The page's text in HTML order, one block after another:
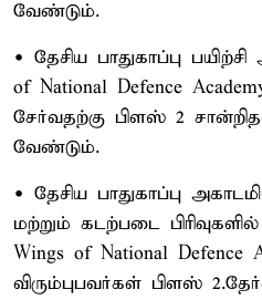
வேண்டும்.
• தேசிய பாதுகாப்பு
of National Defence
சேர்வதற்கு பிளஸ் 2
வேண்டும்.
• தேசிய பாதுகாப்பு
மற்றும் கடற்படை
Wings of National Defence
விரும்புபவர்கள் பிளஸ்